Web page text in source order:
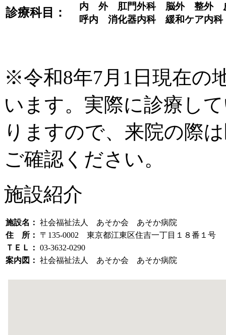
診療科目：
内 外 肛門外科 脳外 整
呼内 消化器内科 緩和ケア内
※令和8年7月1日現在の
います。実際に診療し
りますので、来院の際
ご確認ください。
施設紹介
施設名： 社会福祉法人 あそか会 あそか病院
住 所：
〒135-0002 東京都江東区住吉一丁目１８番１号
ＴＥＬ： 03-3632-0290
案内図： 社会福祉法人 あそか会 あそか病院